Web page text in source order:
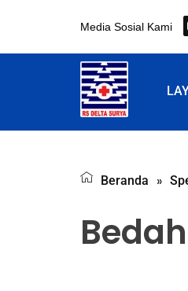
content
Media Sosial Kami
Beranda »